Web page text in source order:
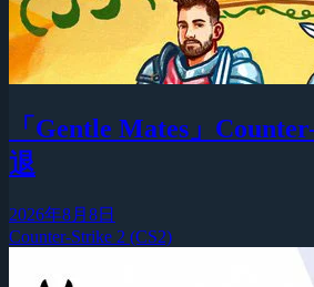
「Gentle Mates」
退
2026年8月8日
Counter-Strike 2 (CS2)